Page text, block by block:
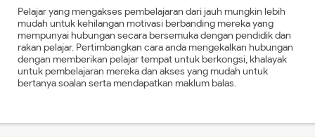
Pelajar yang mengakses pembelajaran dari jauh mungkin lebih
mudah untuk kehilangan motivasi berbanding mereka yang
mempunyai hubungan secara bersemuka dengan pendidik dan
rakan pelajar. Pertimbangkan cara anda mengekalkan hubungan
dengan memberikan pelajar tempat untuk berkongsi, khalayak
untuk pembelajaran mereka dan akses yang mudah untuk
bertanya soalan serta mendapatkan maklum balas.